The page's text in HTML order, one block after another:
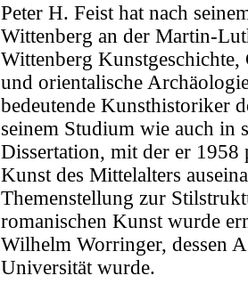
Peter H. Feist hat nach
Wittenberg an der Martin-
Wittenberg Kunstgeschichte,
und orientalische
bedeutende Kunsthistoriker
seinem Studium wie auch in
Dissertation, mit der er
Kunst des Mittelalters
Themenstellung zur
romanischen Kunst wurde
Wilhelm Worringer, dessen
Universität wurde.